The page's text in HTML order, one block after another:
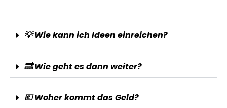
💡 Wie kann ich Ideen einreichen?
🔜 Wie geht es dann weiter?
💶 Woher kommt das Geld?